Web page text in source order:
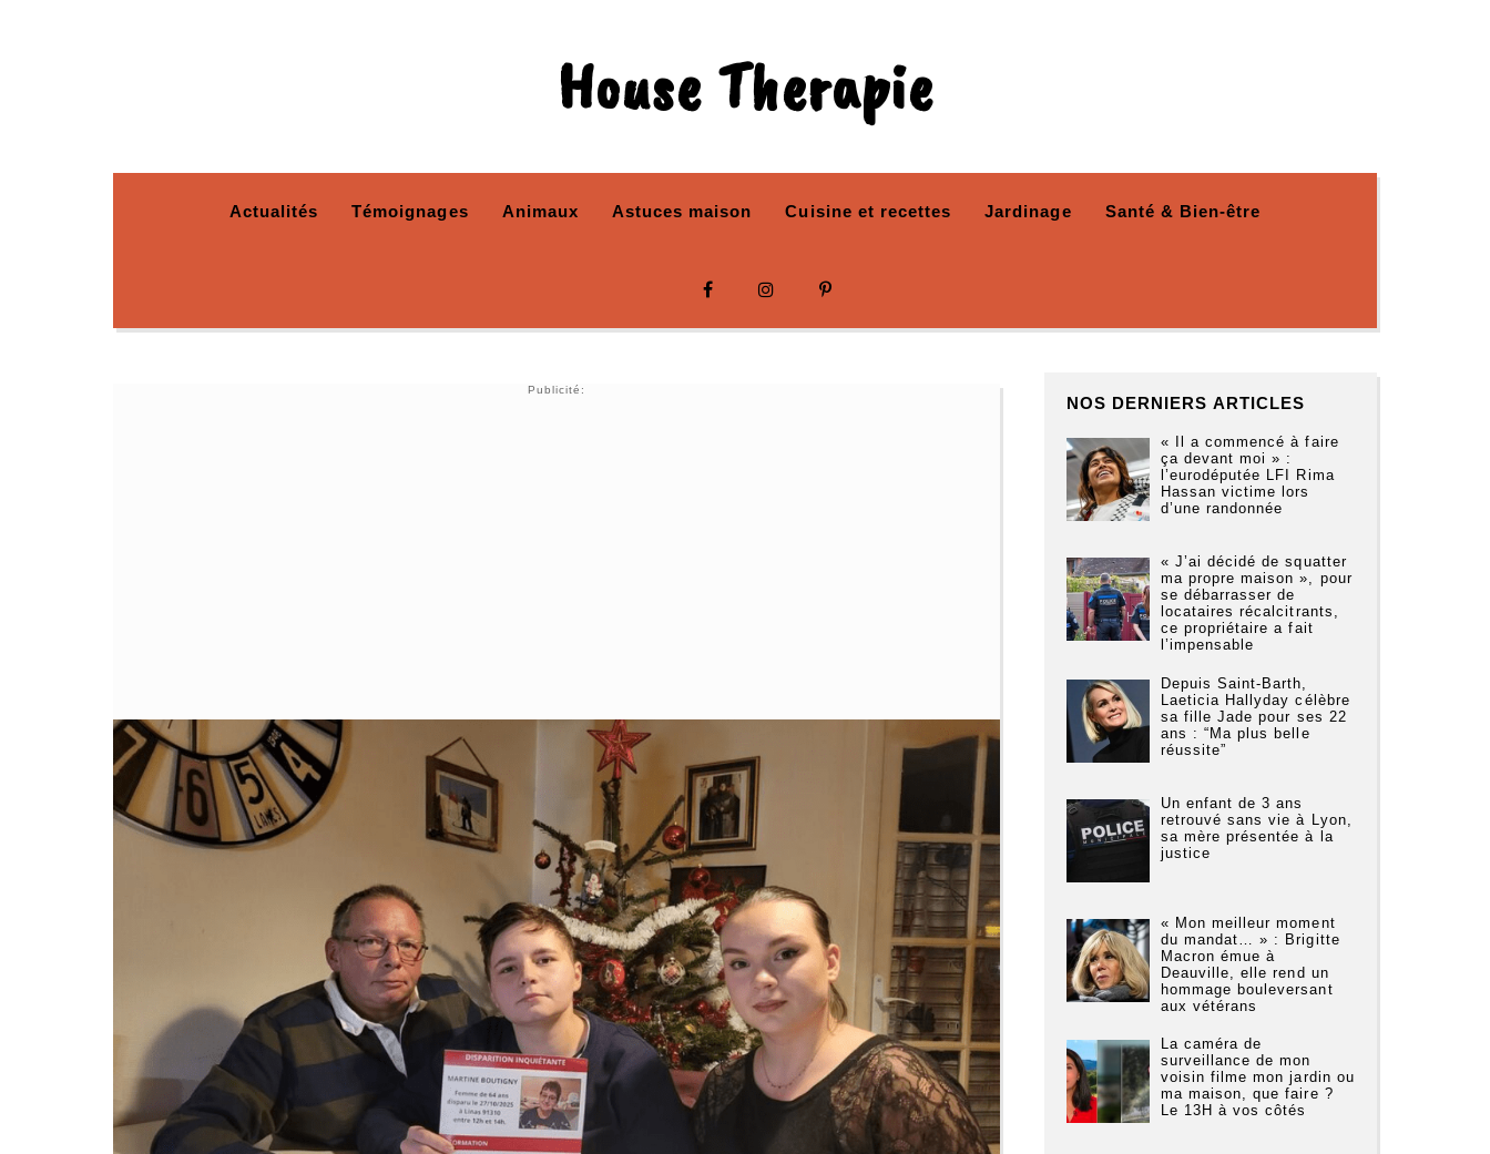
House Therapie
Actualités Témoignages Animaux Astuces maison Cuisine et recettes Jardinage Santé & Bien-être
Publicité:
NOS DERNIERS ARTICLES
« Il a commencé à faire
ça devant moi » :
l’eurodéputée LFI Rima
Hassan victime lors
d’une randonnée
« J’ai décidé de squatter
ma propre maison », pour
se débarrasser de
locataires récalcitrants,
ce propriétaire a fait
l’impensable
Depuis Saint-Barth,
Laeticia Hallyday célèbre
sa fille Jade pour ses 22
ans : “Ma plus belle
réussite”
Un enfant de 3 ans
retrouvé sans vie à Lyon,
sa mère présentée à la
justice
« Mon meilleur moment
du mandat… » : Brigitte
Macron émue à
Deauville, elle rend un
hommage bouleversant
aux vétérans
La caméra de
surveillance de mon
voisin filme mon jardin ou
ma maison, que faire ?
Le 13H à vos côtés